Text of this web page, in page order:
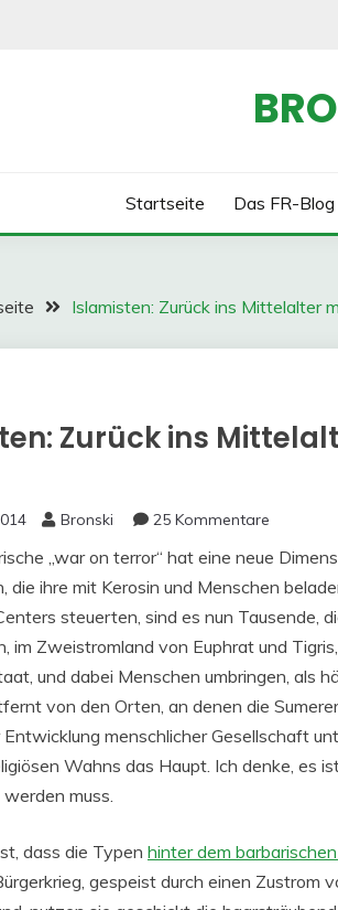
Startseite Das FR-Blog
Islamisten: Zurück ins Mittelalter
Zurück ins
Bronski 25 Kommentare
„war on terror“ hat eine neue
die ihre mit Kerosin und Menschen
steuerten, sind es nun Tausende,
im Zweistromland von Euphrat und
und dabei Menschen umbringen, als
von den Orten, an denen die
menschlicher Gesellschaft
Wahns das Haupt. Ich denke, es
muss.
dass die Typen hinter dem
gespeist durch einen Zustrom